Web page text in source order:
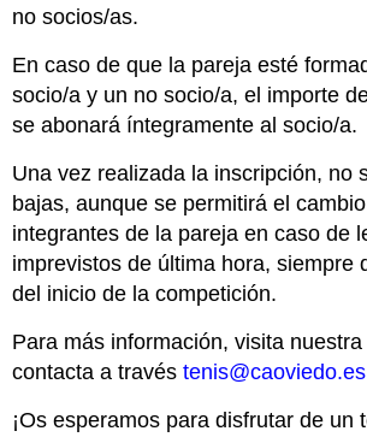
no socios/as.
En caso de que la pareja esté
socio/a y un no socio/a, el importe
se abonará íntegramente al socio/a.
Una vez realizada la inscripción, no
bajas, aunque se permitirá el
integrantes de la pareja en caso de
imprevistos de última hora, siempre
del inicio de la competición.
Para más información, visita
contacta a través tenis@caoviedo.es
¡Os esperamos para disfrutar de un